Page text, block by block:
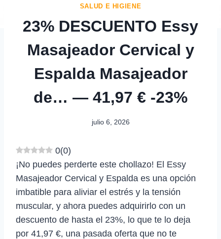
SALUD E HIGIENE
23% DESCUENTO Essy
Masajeador Cervical y
Espalda Masajeador
de… — 41,97 € -23%
julio 6, 2026
0(0)
¡No puedes perderte este chollazo! El Essy
Masajeador Cervical y Espalda es una opción
imbatible para aliviar el estrés y la tensión
muscular, y ahora puedes adquirirlo con un
descuento de hasta el 23%, lo que te lo deja
por 41,97 €, una pasada oferta que no te